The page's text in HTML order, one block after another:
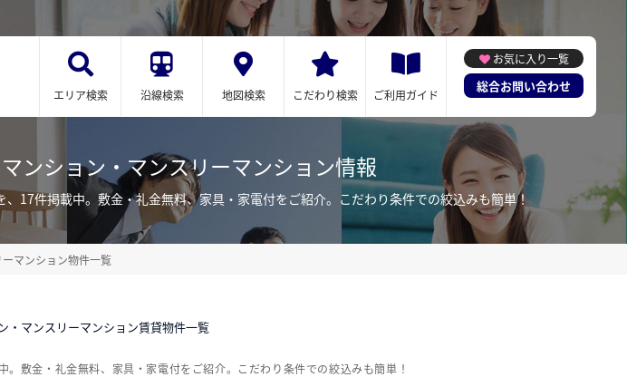
エリア検索 沿線検索 地図検索 こだわり検索 ご利用ガイド
お気に入り一覧
総合お問い合わせ
ンション・マンスリーマンション情報
17件掲載中。敷金・礼金無料、家具・家電付をご紹介。こだわり条件での絞込みも簡単！
マンション物件一覧
・マンスリーマンション賃貸物件一覧
敷金・礼金無料、家具・家電付をご紹介。こだわり条件での絞込みも簡単！